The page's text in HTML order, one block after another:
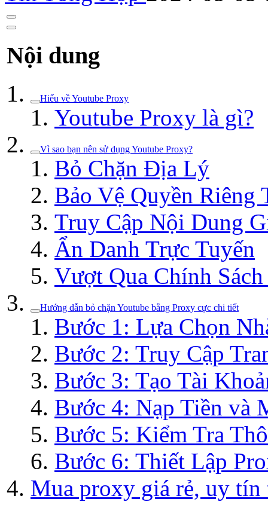
Nội dung
Hiểu về Youtube Proxy
Youtube Proxy là gì?
Vì sao bạn nên sử dụng Youtube Proxy?
Bỏ Chặn Địa Lý
Bảo Vệ Quyền Riêng
Truy Cập Nội Dung
Ẩn Danh Trực Tuyến
Vượt Qua Chính
Hướng dẫn bỏ chặn Youtube bằng Proxy cực chi tiết
Bước 1: Lựa Chọn
Bước 2: Truy Cập
Bước 3: Tạo Tài
Bước 4: Nạp Tiền và
Bước 5: Kiểm Tra
Bước 6: Thiết Lập
Mua proxy giá rẻ, uy